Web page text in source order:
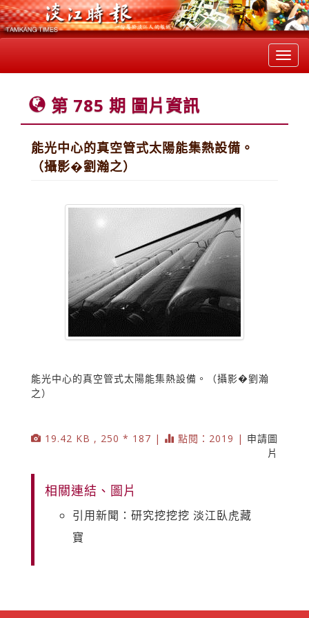
第 785 期 圖片資訊
能光中心的真空管式太陽能集熱設備。
（攝影�劉瀚之）
能光中心的真空管式太陽能集熱設備。（攝影�劉瀚
之）
19.42 KB , 250 * 187 | 點閱：2019 | 申請圖
片
相關連結、圖片
引用新聞：研究挖挖挖 淡江臥虎藏
寶